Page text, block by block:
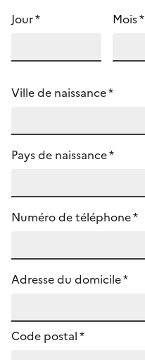
Jour *
Mois *
Ville de naissance *
Pays de naissance *
Numéro de téléphone *
Adresse du domicile *
Code postal*